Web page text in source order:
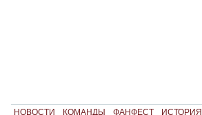
НОВОСТИ КОМАНДЫ ФАНФЕСТ ИСТОРИЯ